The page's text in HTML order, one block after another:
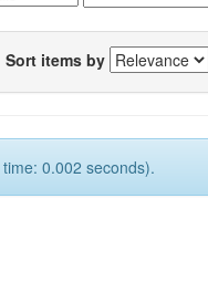
Sort items by
0.002 seconds).